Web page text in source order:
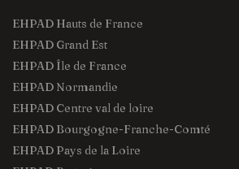
EHPAD Hauts de France
EHPAD Grand Est
EHPAD Île de France
EHPAD Normandie
EHPAD Centre val de loire
EHPAD Bourgogne-Franche-Comté
EHPAD Pays de la Loire